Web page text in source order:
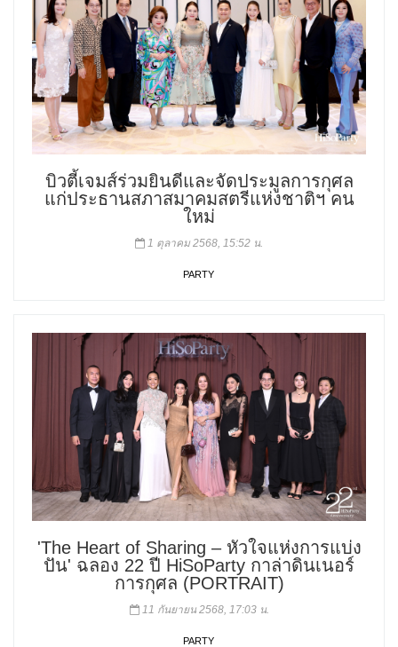
บิวตี้เจมส์ร่วมยินดีและจัดประมูลการกุศล
แก่ประธานสภาสมาคมสตรีแห่งชาติฯ คน
ใหม่
1 ตุลาคม 2568, 15:52 น.
PARTY
'The Heart of Sharing – หัวใจแห่งการแบ่ง
ปัน' ฉลอง 22 ปี HiSoParty กาล่าดินเนอร์
การกุศล (PORTRAIT)
11 กันยายน 2568, 17:03 น.
PARTY